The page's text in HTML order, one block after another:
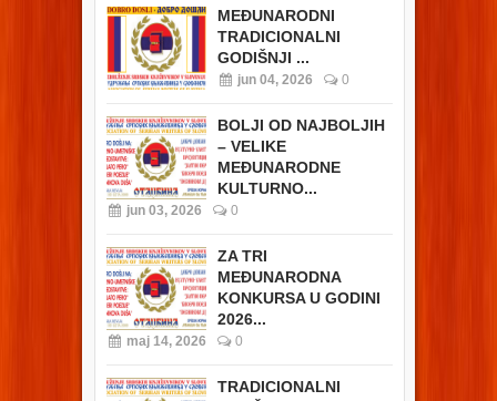
MEĐUNARODNI
TRADICIONALNI
GODIŠNJI ...
jun 04, 2026 0
BOLJI OD NAJBOLJIH
– VELIKE
MEĐUNARODNE
KULTURNO...
jun 03, 2026 0
ZA TRI
MEĐUNARODNA
KONKURSA U GODINI
2026...
maj 14, 2026 0
TRADICIONALNI